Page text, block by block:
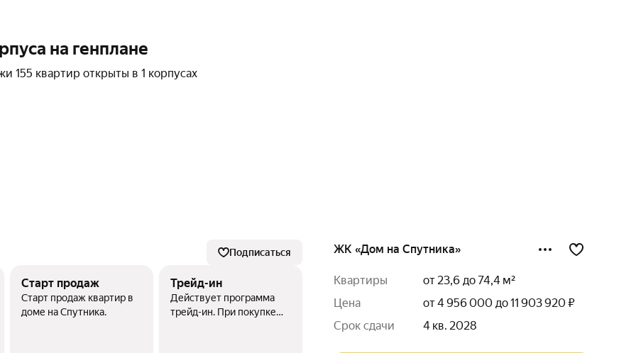
на генплане
155 квартир открыты в 1 корпусах
Подписаться
Старт продаж
Старт продаж квартир в
доме на Спутника.
Трейд-ин
Действует программа
трейд-ин. При покупке
ЖК «Дом на Спутника»
квартиры
от 23,6 до 74,4 м²
цена
от 4 956 000 до 11 903 920 ₽
срок сдачи
4 кв. 2028